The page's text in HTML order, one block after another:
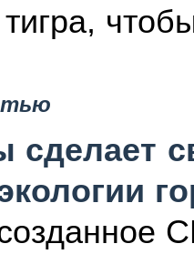
тигра,